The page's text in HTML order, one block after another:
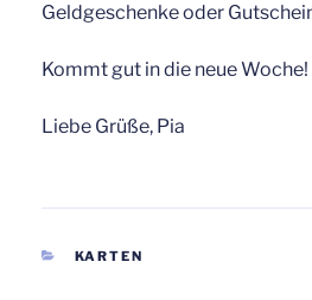
Geldgeschenke oder
Kommt gut in die neue Woche!
Liebe Grüße, Pia
KATEGORIEN
KARTEN